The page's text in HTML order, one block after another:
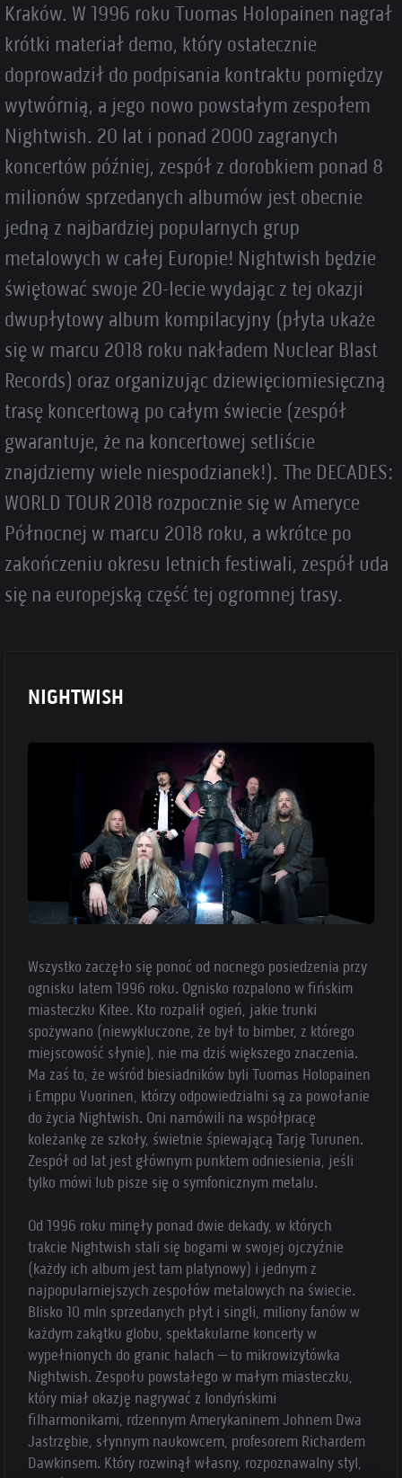
Kraków. W 1996 roku Tuomas Holopainen nagrał
krótki materiał demo, który ostatecznie
doprowadził do podpisania kontraktu pomiędzy
wytwórnią, a jego nowo powstałym zespołem
Nightwish. 20 lat i ponad 2000 zagranych
koncertów później, zespół z dorobkiem ponad 8
milionów sprzedanych albumów jest obecnie
jedną z najbardziej popularnych grup
metalowych w całej Europie! Nightwish będzie
świętować swoje 20-lecie wydając z tej okazji
dwupłytowy album kompilacyjny (płyta ukaże
się w marcu 2018 roku nakładem Nuclear Blast
Records) oraz organizując dziewięciomiesięczną
trasę koncertową po całym świecie (zespół
gwarantuje, że na koncertowej setliście
znajdziemy wiele niespodzianek!). The DECADES:
WORLD TOUR 2018 rozpocznie się w Ameryce
Północnej w marcu 2018 roku, a wkrótce po
zakończeniu okresu letnich festiwali, zespół uda
się na europejską część tej ogromnej trasy.
NIGHTWISH
Wszystko zaczęło się ponoć od nocnego posiedzenia przy
ognisku latem 1996 roku. Ognisko rozpalono w fińskim
miasteczku Kitee. Kto rozpalił ogień, jakie trunki
spożywano (niewykluczone, że był to bimber, z którego
miejscowość słynie), nie ma dziś większego znaczenia.
Ma zaś to, że wśród biesiadników byli Tuomas Holopainen
i Emppu Vuorinen, którzy odpowiedzialni są za powołanie
do życia Nightwish. Oni namówili na współpracę
koleżankę ze szkoły, świetnie śpiewającą Tarję Turunen.
Zespół od lat jest głównym punktem odniesienia, jeśli
tylko mówi lub pisze się o symfonicznym metalu.
Od 1996 roku minęły ponad dwie dekady, w których
trakcie Nightwish stali się bogami w swojej ojczyźnie
(każdy ich album jest tam platynowy) i jednym z
najpopularniejszych zespołów metalowych na świecie.
Blisko 10 mln sprzedanych płyt i singli, miliony fanów w
każdym zakątku globu, spektakularne koncerty w
wypełnionych do granic halach – to mikrowizytówka
Nightwish. Zespołu powstałego w małym miasteczku,
który miał okazję nagrywać z londyńskimi
filharmonikami, rdzennym Amerykaninem Johnem Dwa
Jastrzębie, słynnym naukowcem, profesorem Richardem
Dawkinsem. Który rozwinął własny, rozpoznawalny styl,